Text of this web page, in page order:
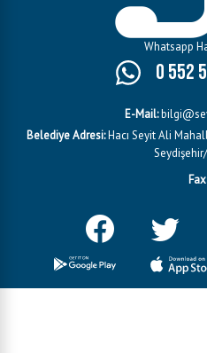
Whatsapp
0 552
E-Mail:
Belediye Adresi:Hacı Seyit Ali
Fax: